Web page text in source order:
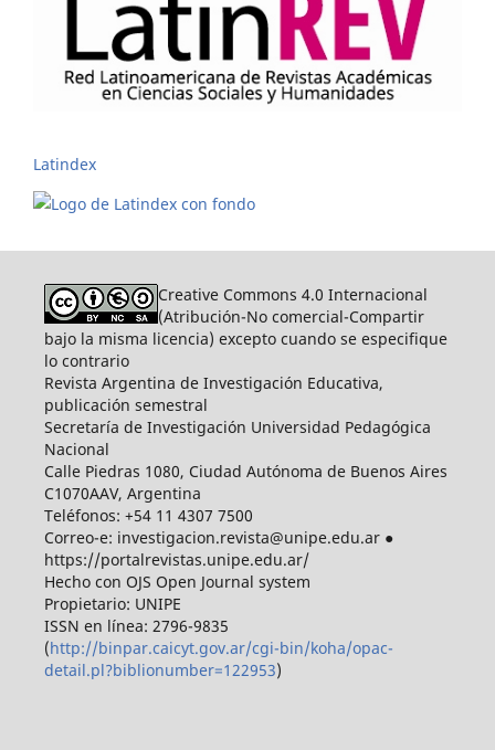
Latindex
Creative Commons 4.0 Internacional
(Atribución-No comercial-Compartir
bajo la misma licencia) excepto cuando se especifique
lo contrario
Revista Argentina de Investigación Educativa,
publicación semestral
Secretaría de Investigación Universidad Pedagógica
Nacional
Calle Piedras 1080, Ciudad Autónoma de Buenos Aires
C1070AAV, Argentina
Teléfonos: +54 11 4307 7500
Correo-e: investigacion.revista@unipe.edu.ar ●
https://portalrevistas.unipe.edu.ar/
Hecho con OJS Open Journal system
Propietario: UNIPE
ISSN en línea: 2796-9835
(http://binpar.caicyt.gov.ar/cgi-bin/koha/opac-
detail.pl?biblionumber=122953)